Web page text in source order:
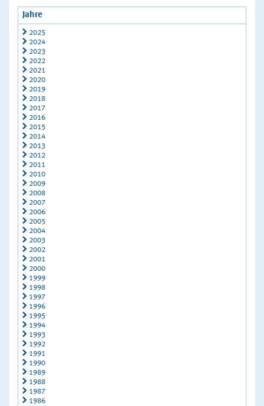
Jahre
2025
2024
2023
2022
2021
2020
2019
2018
2017
2016
2015
2014
2013
2012
2011
2010
2009
2008
2007
2006
2005
2004
2003
2002
2001
2000
1999
1998
1997
1996
1995
1994
1993
1992
1991
1990
1989
1988
1987
1986